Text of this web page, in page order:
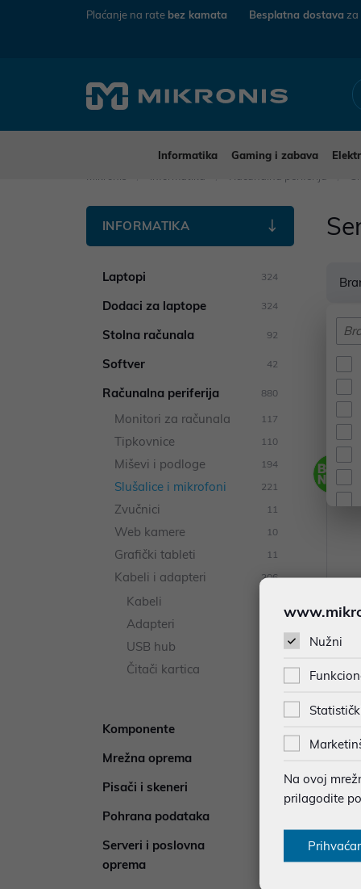
Plaćanje na rate bez kamata Besplatna dostava
Informatika Gaming i zabava
INFORMATIKA
Laptopi 324
Dodaci za laptope 324
Stolna računala 92
Softver 42
Računalna periferija 880
Monitori za računala 117
Tipkovnice 110
Miševi i podloge 194
Slušalice i mikrofoni 221
Zvučnici 11
Web kamere 10
Grafički tableti 11
Kabeli i adapteri 206
Kabeli
Adapteri
USB hub
Čitači kartica
Komponente
Mrežna oprema
Pisači i skeneri
Pohrana podataka
Serveri i poslovna
oprema
EI
Nužni
Na ovoj
prilagodite